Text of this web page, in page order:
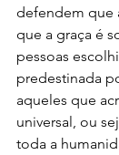
defendem que
que a graça é
pessoas
predestinada
aqueles que
universal, ou
toda a